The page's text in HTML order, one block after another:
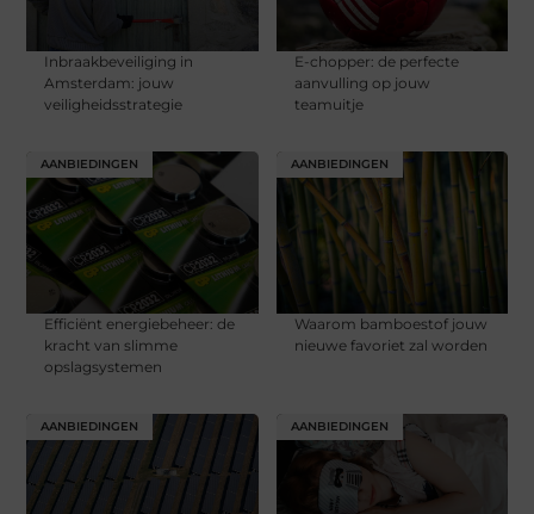
Inbraakbeveiliging in
Amsterdam: jouw
veiligheidsstrategie
E-chopper: de perfecte
aanvulling op jouw
teamuitje
AANBIEDINGEN
Efficiënt energiebeheer: de
kracht van slimme
opslagsystemen
AANBIEDINGEN
Waarom bamboestof jouw
nieuwe favoriet zal worden
AANBIEDINGEN AANBIEDINGEN